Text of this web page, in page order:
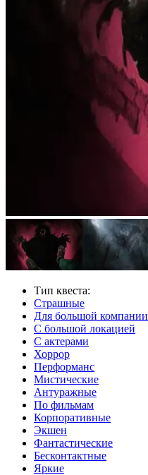
Тип квеста:
Страшные
Для большой компании
С большой локацией
С актерами
Хоррор
Перформанс
Мистические
Антуражные
По фильмам
Корпоративные
Экшен
Фантастические
Бесконтактные
Яркие